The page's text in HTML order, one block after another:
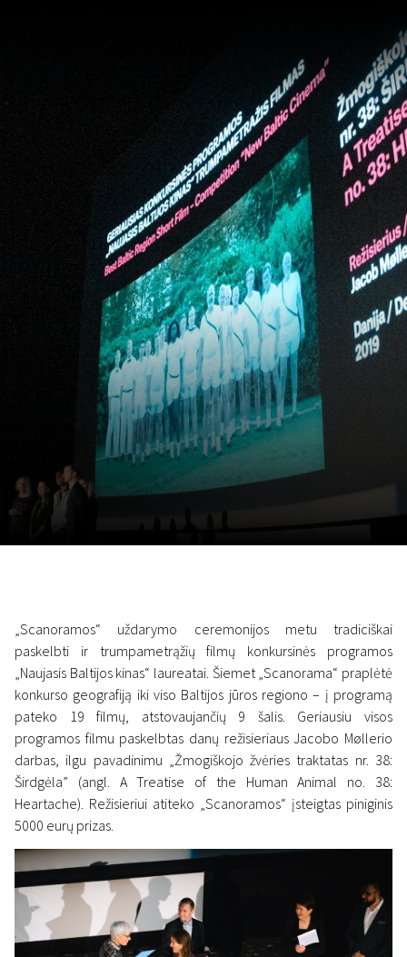
Naujienos
Apdovanoti trumpametražių
„Scanoramos“ uždarymo ceremonijos metu tradiciškai
paskelbti ir trumpametrąžių filmų konkursinės programos
„Naujasis Baltijos kinas“ laureatai. Šiemet „Scanorama“ praplėtė
konkurso geografiją iki viso Baltijos jūros regiono – į programą
pateko 19 filmų, atstovaujančių 9 šalis. Geriausiu visos
programos filmu paskelbtas danų režisieriaus Jacobo Møllerio
darbas, ilgu pavadinimu „Žmogiškojo žvėries traktatas nr. 38:
Širdgėla” (angl. A Treatise of the Human Animal no. 38:
Heartache). Režisieriui atiteko „Scanoramos“ įsteigtas piniginis
5000 eurų prizas.